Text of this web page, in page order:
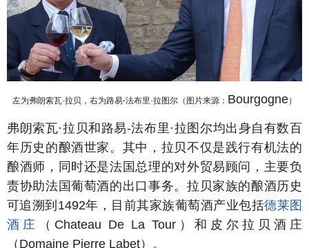
左为弗朗索瓦·拉贝，右为路易-法布里·拉图尔（图片来源： Bourgogne）
弗朗索瓦·拉贝和路易-法布里·拉图尔均出身自有数百
年历史的酿酒世家。其中，拉贝不仅是践行有机法的
酿酒师，同时还是法国总理的对外贸易顾问，主要负
责协助法国葡萄酒的出口事务。拉贝家族的酿酒历史
可追溯到1492年，目前其家族葡萄酒产业包括德莱图
酒庄
（Chateau De La Tour）和皮尔拉贝酒庄
（Domaine Pierre Labet）。